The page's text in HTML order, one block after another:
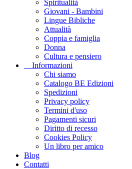
Spiritualità
Giovani - Bambini
Lingue Bibliche
Attualità
Coppia e famiglia
Donna
Cultura e pensiero
Informazioni
Chi siamo
Catalogo BE Edizioni
Spedizioni
Privacy policy
Termini d'uso
Pagamenti sicuri
Diritto di recesso
Cookies Policy
Un libro per amico
Blog
Contatti